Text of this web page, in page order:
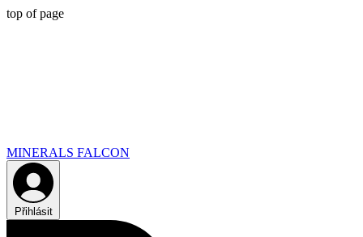
top of page
MINERALS FALCON
Přihlásit